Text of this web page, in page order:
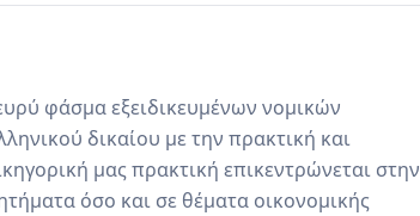
φάσμα εξειδικευμένων νομικών
δικαίου με την πρακτική και
μας πρακτική επικεντρώνεται στην
όσο και σε θέματα οικονομικής